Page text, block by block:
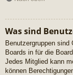
Was sind
Benutzergruppen sind
Boards in für die
Jedes Mitglied kann
können